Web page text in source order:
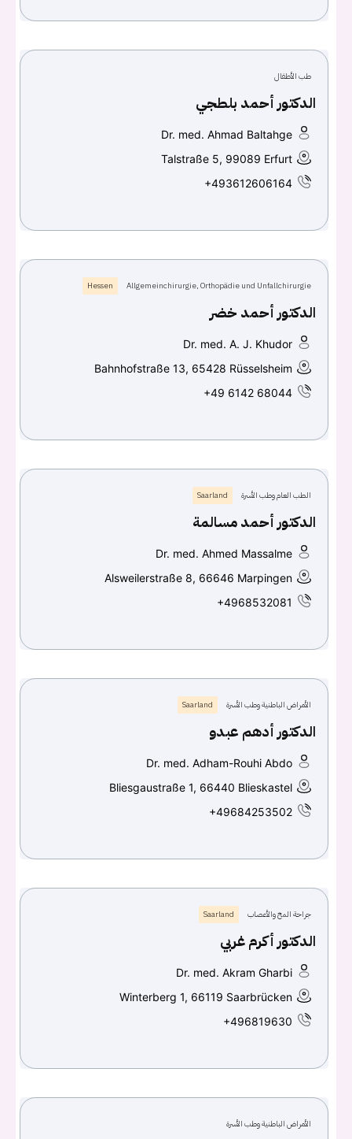
طب الأطفال
الدكتور أحمد بلطجي
Dr. med. Ahmad Baltahge
Talstraße 5, 99089 Erfurt
+493612606164
Allgemeinchirurgie, Orthopädie und Unfallchirurgie
Hessen
الدكتور أحمد خضر
Dr. med. A. J. Khudor
Bahnhofstraße 13, 65428 Rüsselsheim
+49 6142 68044
الطب العام وطب الأسرة Saarland
الدكتور أحمد مسالمة
Dr. med. Ahmed Massalme
Alsweilerstraße 8, 66646 Marpingen
+4968532081
الأمراض الباطنية وطب الأسرة Saarland
الدكتور أدهم عبدو
Dr. med. Adham-Rouhi Abdo
Bliesgaustraße 1, 66440 Blieskastel
+49684253502
جراحة المخ والأعصاب Saarland
الدكتور أكرم غربي
Dr. med. Akram Gharbi
Winterberg 1, 66119 Saarbrücken
+496819630
الأمراض الباطنية وطب الأسرة